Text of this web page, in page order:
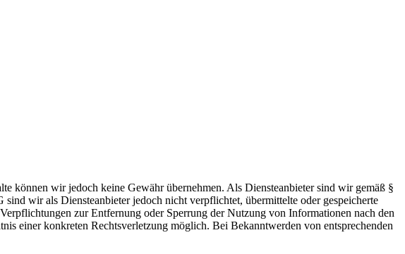
können wir jedoch keine Gewähr übernehmen. Als Diensteanbieter sind wir gemäß §
wir als Diensteanbieter jedoch nicht verpflichtet, übermittelte oder gespeicherte
zur Entfernung oder Sperrung der Nutzung von Informationen nach den
einer konkreten Rechtsverletzung möglich. Bei Bekanntwerden von entsprechenden